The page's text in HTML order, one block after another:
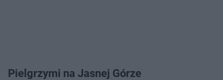
Pielgrzymi na Jasnej Górze